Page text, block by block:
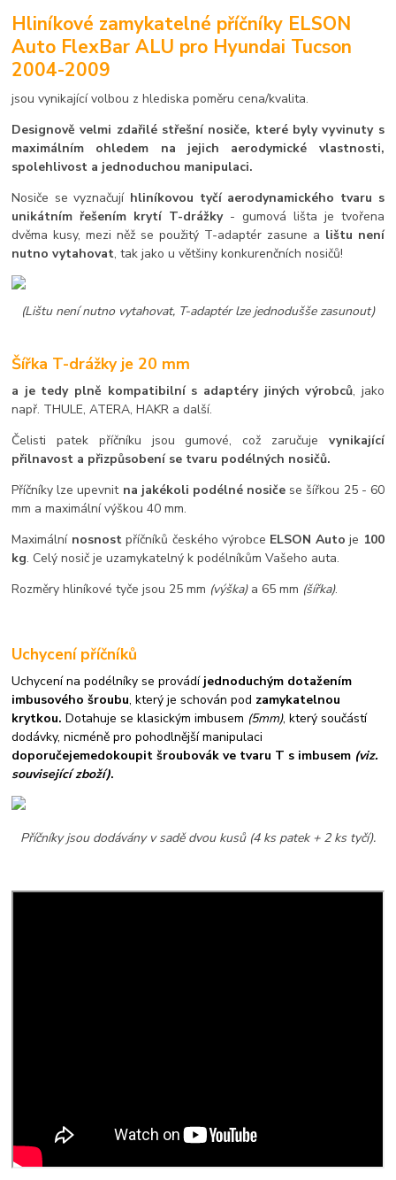
Hliníkové zamykatelné příčníky ELSON
Auto FlexBar ALU pro Hyundai Tucson
2004-2009
jsou vynikající volbou z hlediska poměru cena/kvalita.
Designově velmi zdařilé střešní nosiče, které byly vyvinuty s
maximálním ohledem na jejich aerodymické vlastnosti,
spolehlivost a jednoduchou manipulaci.
Nosiče se vyznačují hliníkovou tyčí aerodynamického tvaru s
unikátním řešením krytí T-drážky- gumová lišta je tvořena
dvěma kusy, mezi něž se použitý T-adaptér zasune a lištu není
nutno vytahovat, tak jako u většiny konkurenčních nosičů!
(Lištu není nutno vytahovat, T-adaptér lze jednodušše zasunout)
Šířka T-drážky je 20 mm
a je tedy plně kompatibilní s adaptéry jiných výrobců, jako
např. THULE, ATERA, HAKR a další.
Čelisti patek příčníku jsou gumové, což zaručuje vynikající
přilnavost a přizpůsobení se tvaru podélných nosičů.
Příčníky lze upevnit na jakékoli podélné nosiče se šířkou 25 - 60
mm a maximální výškou 40 mm.
Maximální nosnostpříčníků českého výrobce ELSON Autoje 100
kg. Celý nosič je uzamykatelný k podélníkům Vašeho auta.
Rozměry hliníkové tyče jsou 25 mm (výška)a 65 mm (šířka).
Uchycení příčníků
Uchycení na podélníky se provádí jednoduchým dotažením
imbusového šroubu, který je schován pod zamykatelnou
krytkou.Dotahuje se klasickým imbusem (5mm), který součástí
dodávky, nicméně pro pohodlnější manipulaci
doporučejemedokoupit šroubovák ve tvaru T s imbusem (viz.
související zboží).
Příčníky jsou dodávány v sadě dvou kusů (4 ks patek + 2 ks tyčí).